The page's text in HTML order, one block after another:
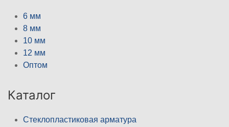
6 мм
8 мм
10 мм
12 мм
Оптом
Каталог
Стеклопластиковая арматура